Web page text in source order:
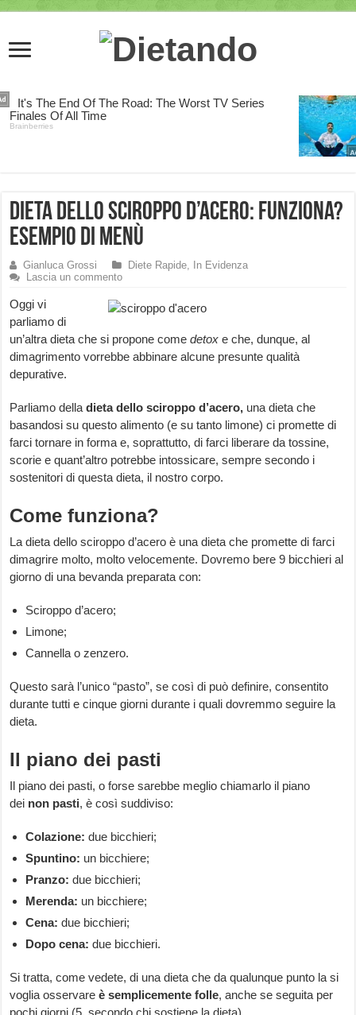
Dieta dello Sciroppo d’Acero: funziona?
Esempio di Menù
Gianluca Grossi Diete Rapide,
In Evidenza
Lascia un commento
Oggi vi
parliamo di
un’altra dieta che si propone comedetoxe che, dunque, al
dimagrimento vorrebbe abbinare alcune presunte qualità
depurative.
Parliamo delladieta dello sciroppo d’acero, una dieta che
basandosi su questo alimento (e su tanto limone) ci promette di
farci tornare in forma e, soprattutto, di farci liberare da tossine,
scorie e quant’altro potrebbe intossicare, sempre secondo i
sostenitori di questa dieta, il nostro corpo.
Come funziona?
La dieta dello sciroppo d’acero è una dieta che promette di farci
dimagrire molto, molto velocemente. Dovremo bere 9 bicchieri al
giorno di una bevanda preparata con:
Sciroppo d’acero;
Limone;
Cannella o zenzero.
Questo sarà l’unico “pasto”, se così di può definire, consentito
durante tutti e cinque giorni durante i quali dovremmo seguire la
dieta.
Il piano dei pasti
Il piano dei pasti, o forse sarebbe meglio chiamarlo il piano
dei non pasti, è così suddiviso:
Colazione: due bicchieri;
Spuntino: un bicchiere;
Pranzo: due bicchieri;
Merenda: un bicchiere;
Cena: due bicchieri;
Dopo cena: due bicchieri.
Si tratta, come vedete, di una dieta che da qualunque punto la si
voglia osservareè semplicemente folle, anche se seguita per